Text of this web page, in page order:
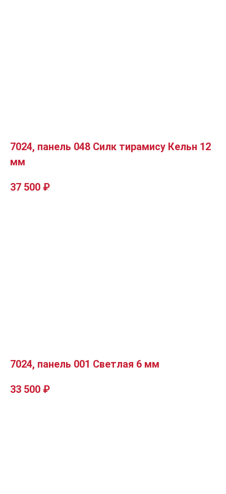
7024, панель 048 Силк тирамису Кельн 12
мм
37 500 ₽
7024, панель 001 Светлая 6 мм
33 500 ₽